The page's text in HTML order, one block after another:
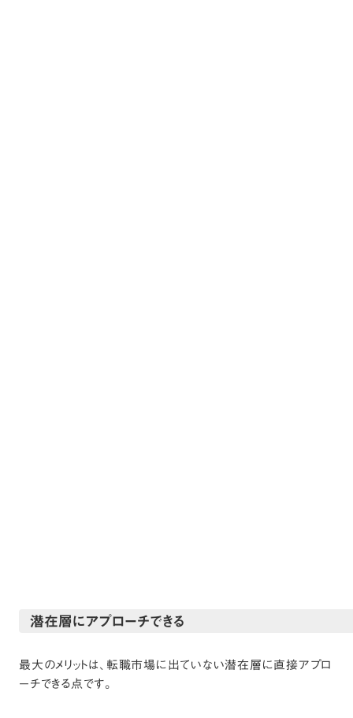
潜在層にアプローチできる
最大のメリットは、転職市場に出ていない潜在層に直接アプロ
ーチできる点です。